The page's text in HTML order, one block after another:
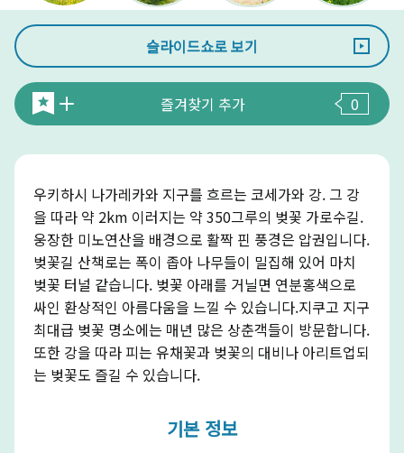
슬라이드쇼로 보기
즐겨찾기 추가 0
우키하시 나가레카와 지구를 흐르는 코세가와 강. 그 강
을 따라 약 2km 이러지는 약 350그루의 벚꽃 가로수길.
웅장한 미노연산을 배경으로 활짝 핀 풍경은 압권입니다.
벚꽃길 산책로는 폭이 좁아 나무들이 밀집해 있어 마치
벚꽃 터널 같습니다. 벚꽃 아래를 거닐면 연분홍색으로
싸인 환상적인 아름다움을 느낄 수 있습니다.지쿠고 지구
최대급 벚꽃 명소에는 매년 많은 상춘객들이 방문합니다.
또한 강을 따라 피는 유채꽃과 벚꽃의 대비나 아리트업되
는 벚꽃도 즐길 수 있습니다.
기본 정보